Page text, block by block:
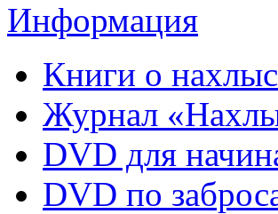
Информация
Книги о
Журнал
DVD для
DVD по